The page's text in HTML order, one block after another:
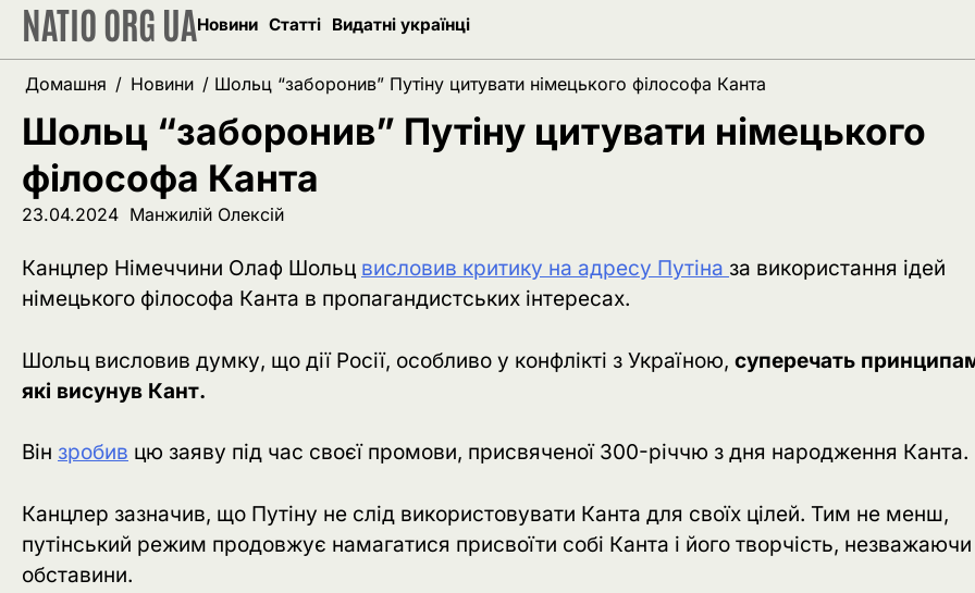
Перейти
вмісту
NATIO ORG UAНовини Статті Видатні українці
Домашня Новини Шольц “заборонив” Путіну цитувати німецького філософа Канта
Шольц “заборонив” Путіну цитувати німецького
філософа Канта
23.04.2024 Манжилій Олексій
Канцлер Німеччини Олаф Шольц висловив критику на адресу Путіна за використання ідей
німецького філософа Канта в пропагандистських інтересах.
Шольц висловив думку, що дії Росії, особливо у конфлікті з Україною, суперечать
які висунув Кант.
Він зробив цю заяву під час своєї промови, присвяченої 300-річчю з дня народження Канта.
Канцлер зазначив, що Путіну не слід використовувати Канта для своїх цілей. Тим не менш,
путінський режим продовжує намагатися присвоїти собі Канта і його творчість,
обставини.